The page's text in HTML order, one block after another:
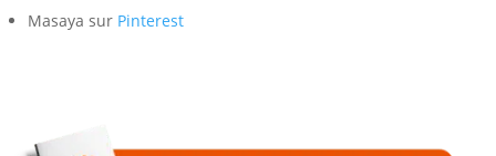
Masaya sur Pinterest